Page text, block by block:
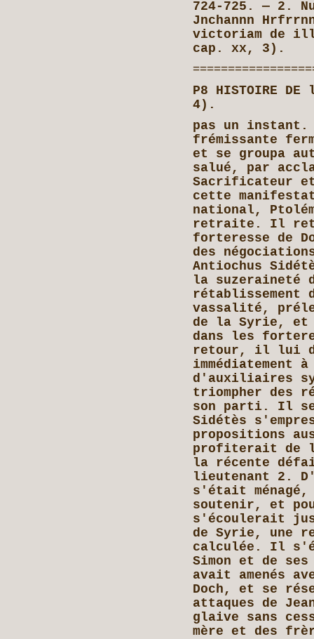
724-725. — 2.
Jnchannn
victoriam de
cap. xx, 3).
P8 HISTOIRE DE
4).
pas un
frémissante
et se groupa
salué, par
Sacrificateur
cette
national,
retraite. Il
forteresse de
des
Antiochus
la suzeraineté
vassalité,
de la Syrie, et
dans les
retour, il lui
immédiatement
d'auxiliaires
triompher des
son parti. Il
Sidétès
propositions
profiterait de
la récente
lieutenant 2.
s'était
soutenir, et
s'écoulerait
de Syrie, une
calculée. Il
Simon et de
avait amenés
Doch, et se
attaques de
glaive sans
mère et des